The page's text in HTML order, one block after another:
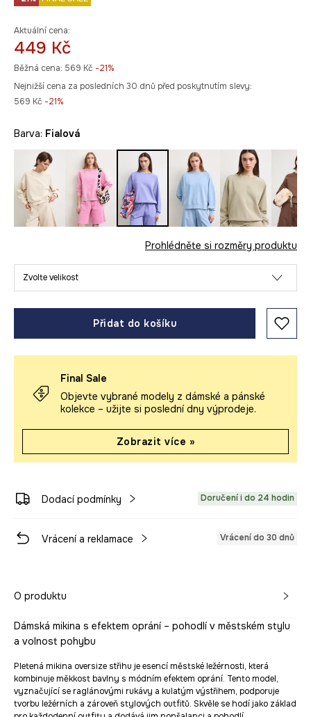
Aktuální cena:
449 Kč
Běžná cena: 569 Kč -21%
Nejnižší cena za posledních 30 dnů před poskytnutím slevy:
569 Kč -21%
Barva: fialová
Prohlédněte si rozměry produktu
Zvolte velikost
Přidat do košíku
Final Sale
Objevte vybrané modely z dámské a pánské
kolekce – užijte si poslední dny výprodeje.
Zobrazit více »
Dodací podmínky Doručení i do 24 hodin
Vrácení a reklamace Vrácení do 30 dnů
O produktu
Dámská mikina s efektem oprání – pohodlí v městském stylu
a volnost pohybu
Pletená mikina oversize střihu je esencí městské ležérnosti, která
kombinuje měkkost bavlny s módním efektem oprání. Tento model,
vyznačující se raglánovými rukávy a kulatým výstřihem, podporuje
tvorbu ležérních a zároveň stylových outfitů. Skvěle se hodí jako základ